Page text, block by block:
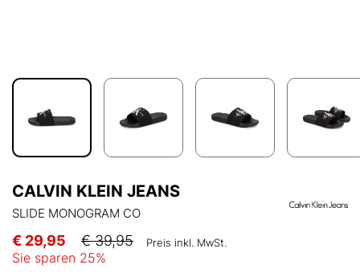
CALVIN KLEIN JEANS
SLIDE MONOGRAM CO
€ 29,95 € 39,95 Preis inkl. MwSt.
Sie sparen 25%